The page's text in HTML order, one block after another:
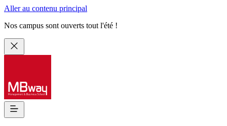
Aller au contenu principal
Nos campus sont ouverts tout l'été !